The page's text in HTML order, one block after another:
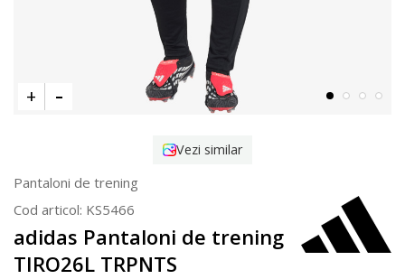
Vezi similar
Pantaloni de trening
Cod articol: KS5466
adidas Pantaloni de trening
TIRO26L TRPNTS